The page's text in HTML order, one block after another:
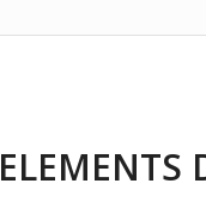
ELEMENTS